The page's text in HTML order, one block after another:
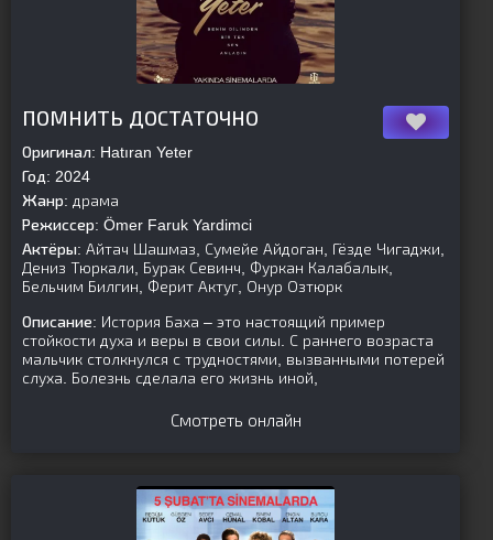
ПОМНИТЬ ДОСТАТОЧНО
Оригинал: Hatıran Yeter
Год: 2024
Жанр: драма
Режиссер: Ömer Faruk Yardimci
Актёры: Айтач Шашмаз, Сумейе Айдоган, Гёзде Чигаджи,
Дениз Тюркали, Бурак Севинч, Фуркан Калабалык,
Бельчим Билгин, Ферит Актуг, Онур Озтюрк
Описание: История Баха – это настоящий пример
стойкости духа и веры в свои силы. С раннего возраста
мальчик столкнулся с трудностями, вызванными потерей
слуха. Болезнь сделала его жизнь иной,
Смотреть онлайн